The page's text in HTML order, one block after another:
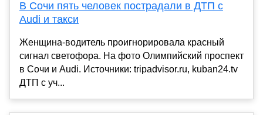
В Сочи пять человек пострадали в ДТП с
Audi и такси
Женщина-водитель проигнорировала красный
сигнал светофора. На фото Олимпийский проспект
в Сочи и Audi. Источники: tripadvisor.ru, kuban24.tv
ДТП с уч...